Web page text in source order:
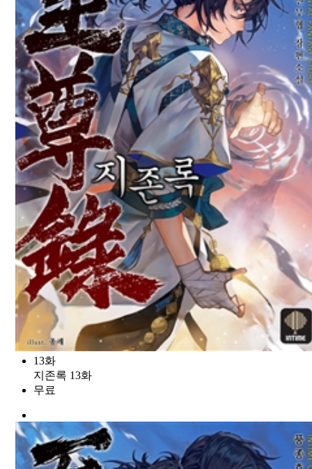
13화
지존록 13화
무료